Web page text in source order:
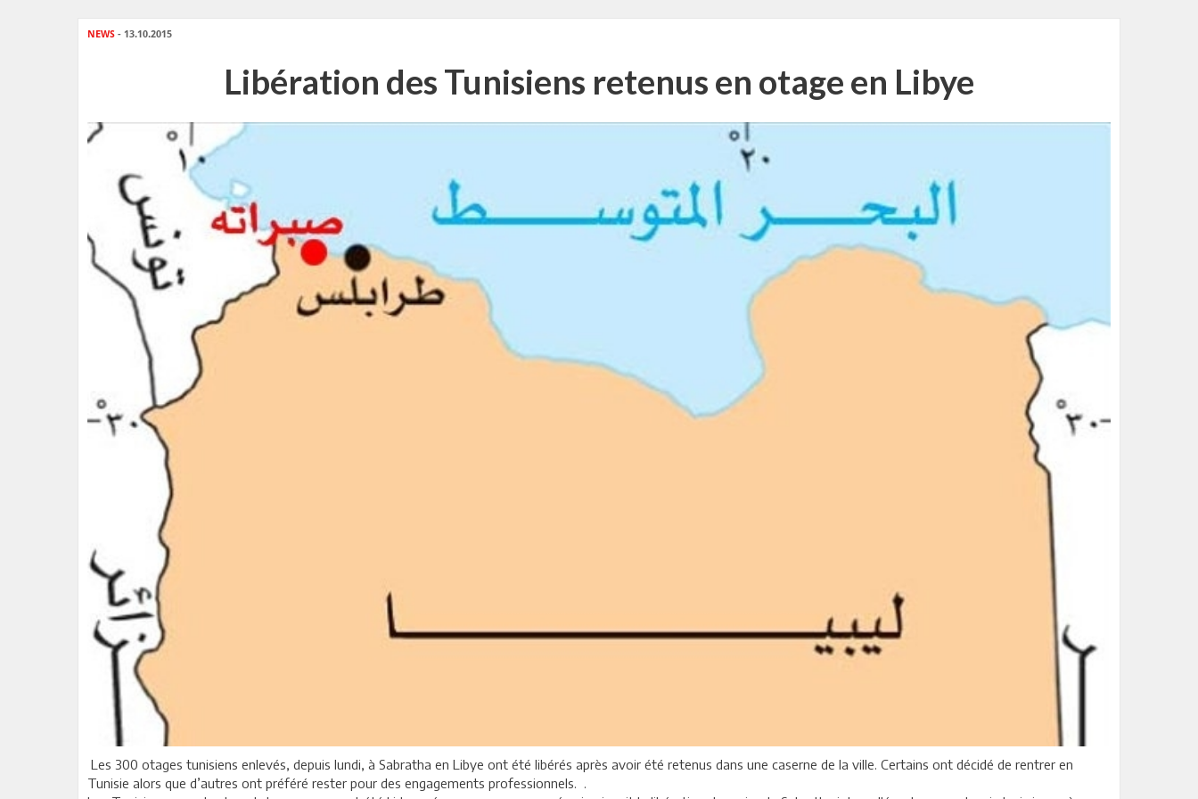
NEWS - 13.10.2015
Libération des Tunisiens retenus en otage en Libye
Les 300 otages tunisiens enlevés, depuis lundi, à Sabratha en Libye ont été libérés après avoir été retenus dans une caserne de la ville. Certains ont décidé de rentrer en
Tunisie alors que d’autres ont préféré rester pour des engagements professionnels. .